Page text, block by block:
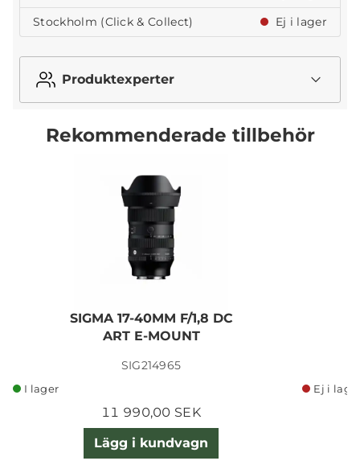
Stockholm (Click & Collect)
Ej i lager
Produktexperter
Rekommenderade tillbehör
SIGMA 17-40MM F/1,8 DC
ART E-MOUNT
SIG214965
I lager
11 990,00 SEK
Lägg i kundvagn
Ej i